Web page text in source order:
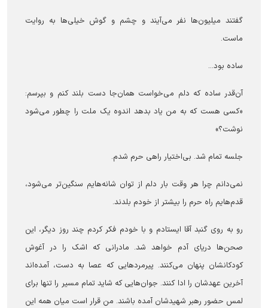
گفتند میلیون‌ها نفر می‌آیند و چشم و گوش خیلی‌ها به روایت
ماست.
ساده بود...
آن‌قدر ساده که دلم می‌خواست همان‌جا دست بلند کنم و بپرسم:
«کسی هست که به من یاد بدهد اندوه یک ملت را چطور می‌شود
نوشت؟»
جلسه تمام شد. بی‌اختیار راهی حرم شدم.
نمی‌دانم چرا هر وقت بار دلم از توان شانه‌هایم سنگین‌تر می‌شود،
قدم‌هایم راه حرم را بیشتر از خودم بلدند.
رو به روی گنبد آقا ایستادم و با خودم فکر کردم چند روز دیگر، این
صحن‌ها دریای آدم خواهد شد. مادرانی که اشک را در آغوش
کودکانشان پنهان می‌کنند. پیرمردهایی که عصا به دست، آمده‌اند
آخرین عهدشان را ادا کنند. جوان‌هایی که شاید تمام مسیر را تنها برای
لمس حضور رهبر شهیدشان آمده باشند. من قرار است میان همه‌ این